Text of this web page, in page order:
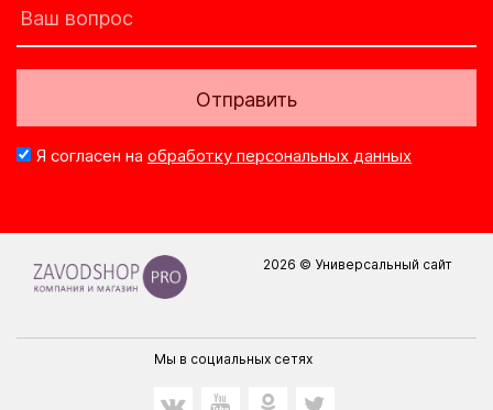
Отправить
Я согласен на обработку персональных данных
2026 © Универсальный сайт
Мы в социальных сетях